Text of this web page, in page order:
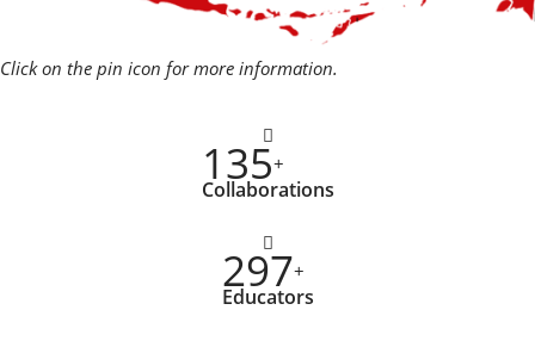
Click on the pin icon for more information.
135+
Collaborations
297+
Educators